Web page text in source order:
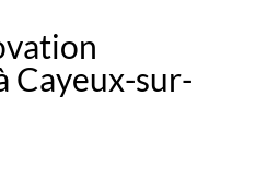
Cayeux-sur-